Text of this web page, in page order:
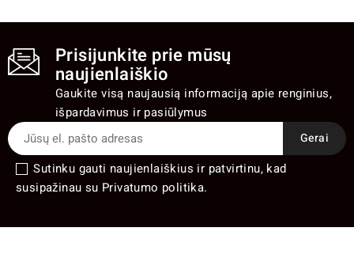
Prisijunkite prie mūsų
naujienlaiškio
Gaukite visą naujausią informaciją apie renginius,
išpardavimus ir pasiūlymus
Sutinku gauti naujienlaiškius ir patvirtinu, kad
susipažinau su Privatumo politika.